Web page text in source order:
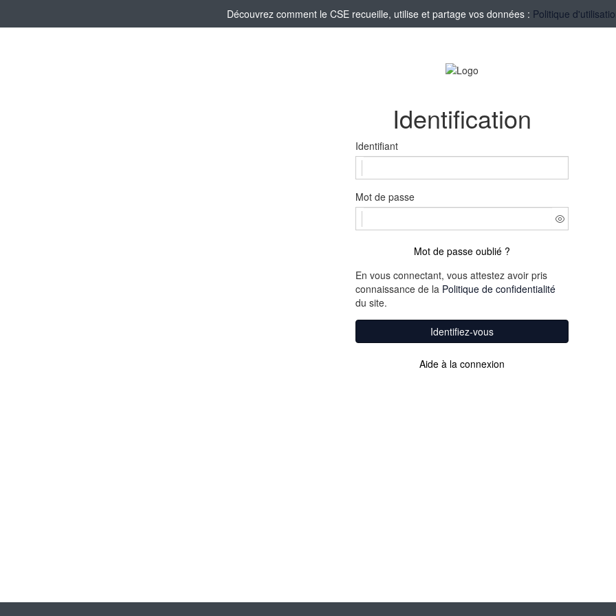
Découvrez comment le CSE recueille, utilise et partage vos données : Politique
Identification
Identifiant
Mot de passe
Mot de passe oublié ?
En vous connectant, vous attestez avoir pris
connaissance de la Politique de confidentialité
du site.
Identifiez-vous
Aide à la connexion